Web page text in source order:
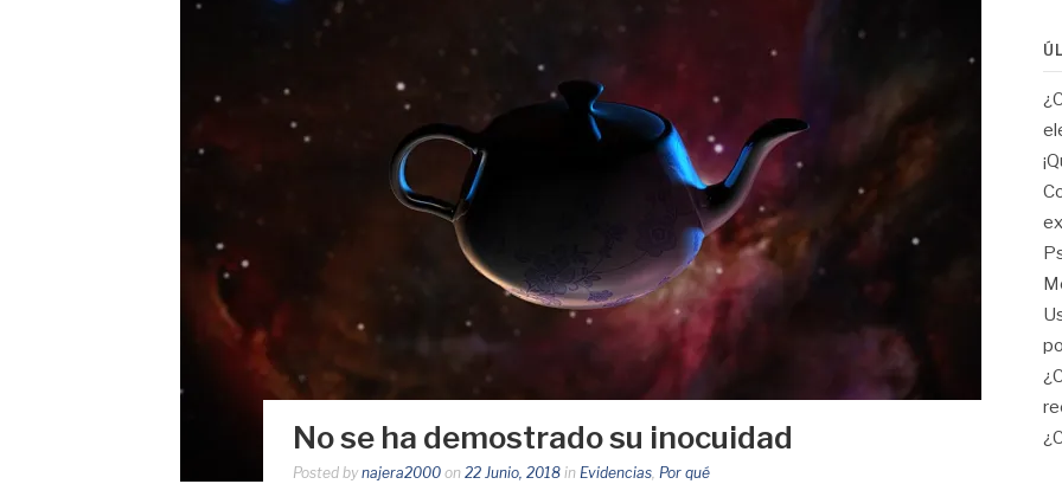
No se ha demostrado su inocuidad
Posted by najera2000 on 22 Junio, 2018 in Evidencias, Por qué